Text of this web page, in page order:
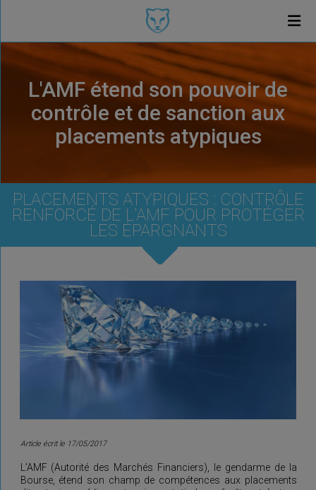
L'AMF étend son pouvoir de
contrôle et de sanction aux
placements atypiques
PLACEMENTS ATYPIQUES : CONTRÔLE
RENFORCÉ DE L’AMF POUR PROTÉGER
LES ÉPARGNANTS
Article écrit le 17/05/2017
L’AMF (Autorité des Marchés Financiers), le gendarme de la
Bourse, étend son champ de compétences aux placements